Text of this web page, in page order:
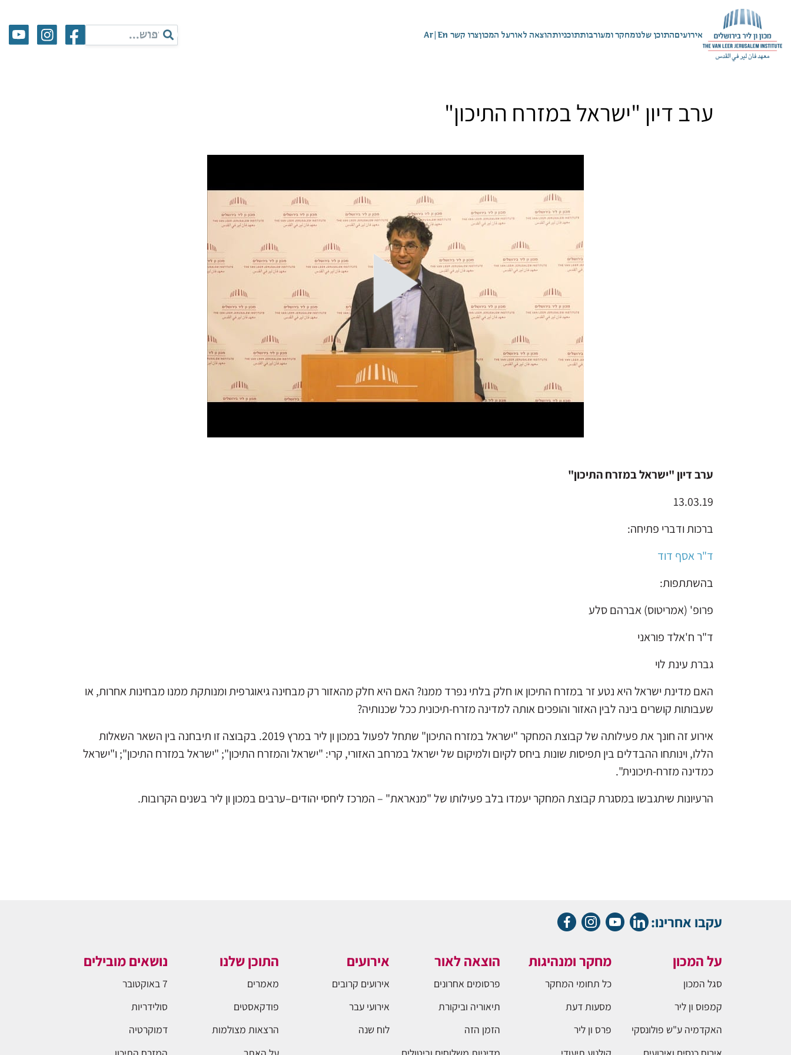
אירועיםהתוכן שלנומחקר ומעורבותתוכניותהוצאה לאורעל המכוןצרו קשר En
|
Ar
ערב דיון "ישראל במזרח התיכון"
ערב דיון "ישראל במזרח התיכון"
13.03.19
ברכות ודברי פתיחה:
ד"ר אסף דוד
בהשתתפות:
פרופ' (אמריטוס) אברהם סלע
ד"ר ח'אלד פוראני
גברת עינת לוי
האם מדינת ישראל היא נטע זר במזרח התיכון או חלק בלתי נפרד ממנו? האם היא חלק מהאזור רק מבחינה גיאוגרפית ומנותקת ממנו מבחינות אחרות, או
שעבותות קושרים בינה לבין האזור והופכים אותה למדינה מזרח-תיכונית ככל שכנותיה?
אירוע זה חונך את פעילותה של קבוצת המחקר "ישראל במזרח התיכון" שתחל לפעול במכון ון ליר במרץ 2019. בקבוצה זו תיבחנה בין השאר השאלות
הללו, וינותחו ההבדלים בין תפיסות שונות ביחס לקיום ולמיקום של ישראל במרחב האזורי, קרי: "ישראל והמזרח התיכון"; "ישראל במזרח התיכון"; ו"ישראל
כמדינה מזרח-תיכונית".
הרעיונות שיתגבשו במסגרת קבוצת המחקר יעמדו בלב פעילותו של "מנאראת" – המרכז ליחסי יהודים–ערבים במכון ון ליר בשנים הקרובות.
עקבו אחרינו:
על המכון
סגל המכון
קמפוס ון ליר
האקדמיה ע"ש פולונסקי
מחקר ומנהיגות
כל תחומי המחקר
מסעות דעת
פרס ון ליר
הוצאה לאור
פרסומים אחרונים
תיאוריה וביקורת
הזמן הזה
אירועים
אירועים קרובים
אירועי עבר
לוח שנה
התוכן שלנו
מאמרים
פודקאסטים
הרצאות מצולמות
נושאים מובילים
7 באוקטובר
סולידריות
דמוקרטיה